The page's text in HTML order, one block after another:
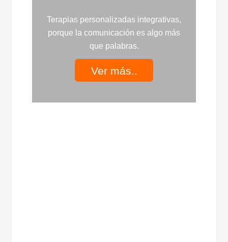
Terapias personalizadas integrativas,
porque la comunicación es algo más
que palabras.
Ver más..